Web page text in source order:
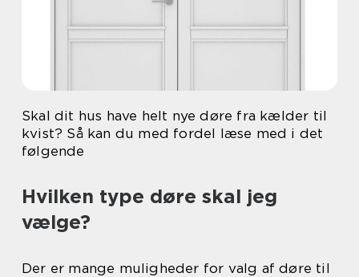
Skal dit hus have helt nye døre fra kælder til
kvist? Så kan du med fordel læse med i det
følgende
Hvilken type døre skal jeg
vælge?
Der er mange muligheder for valg af døre til